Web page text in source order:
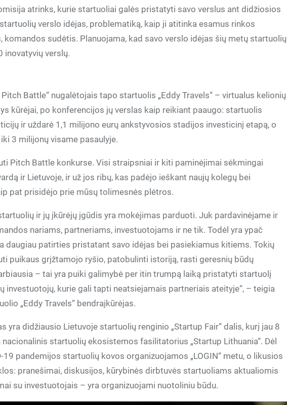
atrinks, kurie startuoliai galės pristatyti savo verslus ant didžiosios
verslo idėjas, problematiką, kaip ji atitinka esamus rinkos
komandos sudėtis. Planuojama, kad savo verslo idėjas šių metų startuolių
inovatyvių verslų.
Battle“ nugalėtojais tapo startuolis „Eddy Travels“ – virtualus kelionių
kūrėjai, po konferencijos jų verslas kaip reikiant paaugo: startuolis
ir uždarė 1,1 milijono eurų ankstyvosios stadijos investicinį etapą, o
3 milijonų visame pasaulyje.
Pitch Battle konkurse. Visi straipsniai ir kiti paminėjimai sėkmingai
ir Lietuvoje, ir už jos ribų, kas padėjo ieškant naujų kolegų bei
pat prisidėjo prie mūsų tolimesnės plėtros.
ir jų įkūrėjų įgūdis yra mokėjimas parduoti. Juk pardavinėjame ir
nariams, partneriams, investuotojams ir ne tik. Todėl yra ypač
daugiau patirties pristatant savo idėjas bei pasiekiamus kitiems. Tokių
puikaus grįžtamojo ryšio, patobulinti istoriją, rasti geresnių būdų
– tai yra puiki galimybė per itin trumpą laiką pristatyti startuolį
investuotojų, kurie gali tapti neatsiejamais partneriais ateityje“, – teigia
„Eddy Travels“ bendraįkūrėjas.
yra didžiausio Lietuvoje startuolių renginio „Startup Fair“ dalis, kurį jau 8
startuolių ekosistemos fasilitatorius „Startup Lithuania“. Dėl
19 pandemijos startuolių kovos organizuojamos „LOGIN“ metu, o likusios
pranešimai, diskusijos, kūrybinės dirbtuvės startuoliams aktualiomis
su investuotojais – yra organizuojami nuotoliniu būdu.